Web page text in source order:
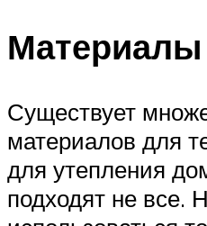
Материалы
Существует
материалов для
для утепления
подходят не все.